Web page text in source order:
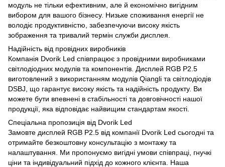
модуль не тільки ефективним, але й економічно вигідним
вибором для вашого бізнесу. Низьке споживання енергії не
володіє продуктивністю, забезпечуючи високу якість
зображення та тривалий термін служби дисплея.
Надійність від провідних виробників
Компанія Dvorik Led співпрацює з провідними виробниками
світлодіодних модулів та компонентів. Дисплей RGB P2.5
виготовлений з використанням модулів Qiangli та світлодіодів
DSBJ, що гарантує високу якість та надійність продукту. Ви
можете бути впевнені в стабільності та довговічності нашої
продукції, яка відповідає найвищим стандартам якості.
Спеціальна пропозиція від Dvorik Led
Замовте дисплей RGB P2.5 від компанії Dvorik Led сьогодні та
отримайте безкоштовну консультацію з монтажу та
налаштування. Ми пропонуємо вигідні умови співпраці, гнучкі
ціни та індивідуальний підхід до кожного клієнта. Наша